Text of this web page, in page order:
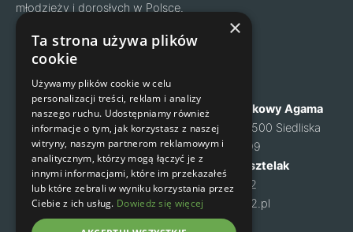
młodzieży i dorosłych w Polsce.
Facebook
Instagram
O nas
Cennik
Zapisy na zajęcia
Kontakt
Regulamin
Polityka prywatności
Klub Wspinaczkowy Agama
ul. Mysia 6, 05-500 Siedliska
NIP: 1231460699
Małgorzata Kusztelak
tel. 502 637 072
m-kusztelak@o2.pl
×
Ta strona używa plików
cookie
Używamy plików cookie w celu
personalizacji treści, reklam i analizy
naszego ruchu. Udostępniamy również
informacje o tym, jak korzystasz z naszej
witryny, naszym partnerom reklamowym i
analitycznym, którzy mogą łączyć je z
innymi informacjami, które im przekazałeś
lub które zebrali w wyniku korzystania przez
Ciebie z ich usług. Dowiedz się więcej